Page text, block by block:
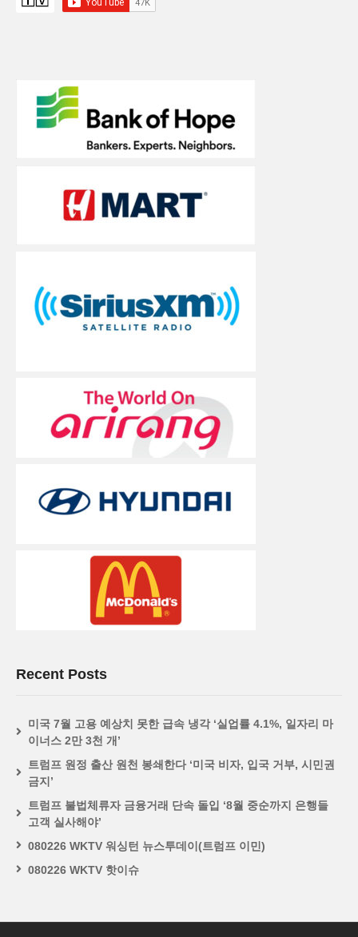
Recent Posts
미국 7월 고용 예상치 못한 급속 냉각 ‘실업률 4.1%, 일자리 마
이너스 2만 3천 개’
트럼프 원정 출산 원천 봉쇄한다 ‘미국 비자, 입국 거부, 시민권
금지’
트럼프 불법체류자 금융거래 단속 돌입 ‘8월 중순까지 은행들
고객 실사해야’
080226 WKTV 워싱턴 뉴스투데이(트럼프 이민)
080226 WKTV 핫이슈